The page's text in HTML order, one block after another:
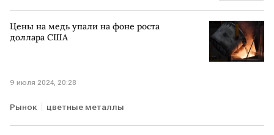
акцизы на алкогольную продукцию табак
Цены на медь упали на фоне роста
доллара США
9 июля 2024, 20:28
Рынок цветные металлы